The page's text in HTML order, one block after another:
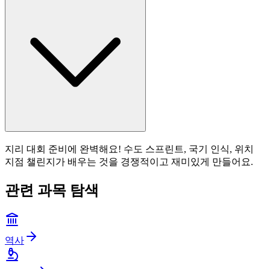
지리 대회 준비에 완벽해요! 수도 스프린트, 국기 인식, 위치
지점 챌린지가 배우는 것을 경쟁적이고 재미있게 만들어요.
관련 과목 탐색
역사